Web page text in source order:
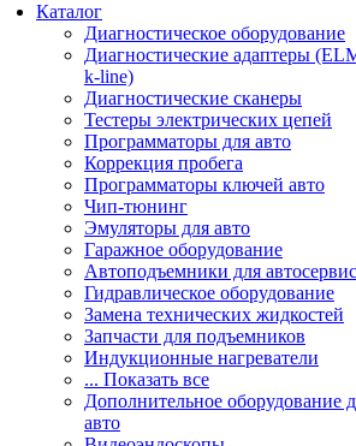
Каталог
Диагностическое оборудование
Диагностические адаптеры
k-line)
Диагностические сканеры
Тестеры электрических цепей
Программаторы для авто
Коррекция пробега
Программаторы ключей авто
Чип-тюнинг
Эмуляторы для авто
Гаражное оборудование
Автоподъемники для
Гидравлическое оборудование
Замена технических жидкостей
Запчасти для подъемников
Индукционные нагреватели
... Показать все
Дополнительное оборудование
авто